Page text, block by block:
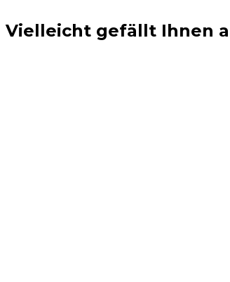
Vielleicht gefällt Ihnen